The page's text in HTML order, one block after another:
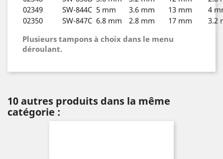
02349
SW-844C 5 mm 3.6 mm 13 mm
4
02350
SW-847C 6.8 mm 2.8 mm 17 mm
3.2
Plusieurs tampons à choix dans le menu
déroulant.
10 autres produits dans la même
catégorie :